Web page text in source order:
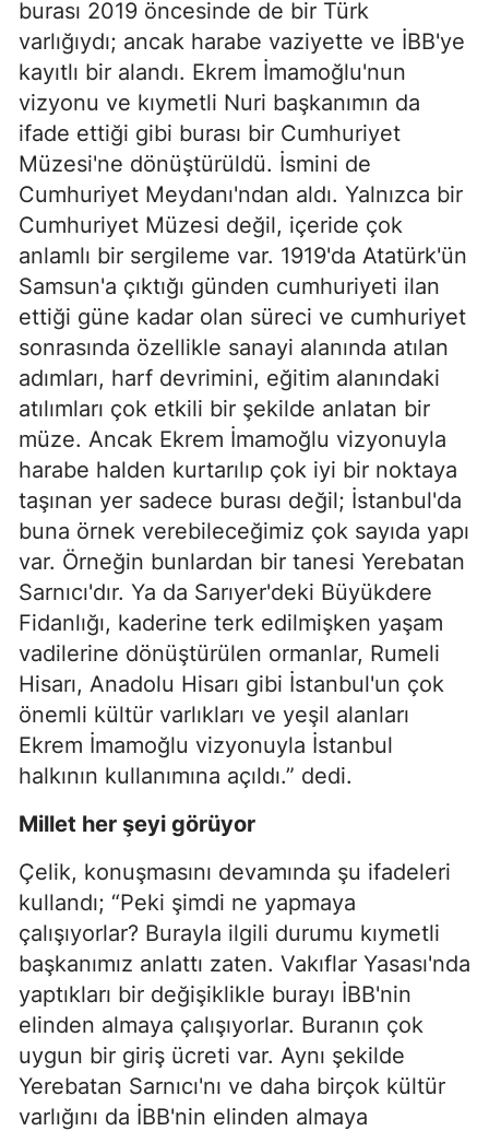
burası 2019 öncesinde de bir Türk
varlığıydı; ancak harabe vaziyette ve İBB'ye
kayıtlı bir alandı. Ekrem İmamoğlu'nun
vizyonu ve kıymetli Nuri başkanımın da
ifade ettiği gibi burası bir Cumhuriyet
Müzesi'ne dönüştürüldü. İsmini de
Cumhuriyet Meydanı'ndan aldı. Yalnızca bir
Cumhuriyet Müzesi değil, içeride çok
anlamlı bir sergileme var. 1919'da Atatürk'ün
Samsun'a çıktığı günden cumhuriyeti ilan
ettiği güne kadar olan süreci ve cumhuriyet
sonrasında özellikle sanayi alanında atılan
adımları, harf devrimini, eğitim alanındaki
atılımları çok etkili bir şekilde anlatan bir
müze. Ancak Ekrem İmamoğlu vizyonuyla
harabe halden kurtarılıp çok iyi bir noktaya
taşınan yer sadece burası değil; İstanbul'da
buna örnek verebileceğimiz çok sayıda yapı
var. Örneğin bunlardan bir tanesi Yerebatan
Sarnıcı'dır. Ya da Sarıyer'deki Büyükdere
Fidanlığı, kaderine terk edilmişken yaşam
vadilerine dönüştürülen ormanlar, Rumeli
Hisarı, Anadolu Hisarı gibi İstanbul'un çok
önemli kültür varlıkları ve yeşil alanları
Ekrem İmamoğlu vizyonuyla İstanbul
halkının kullanımına açıldı.” dedi.
Millet her şeyi görüyor
Çelik, konuşmasını devamında şu ifadeleri
kullandı; “Peki şimdi ne yapmaya
çalışıyorlar? Burayla ilgili durumu kıymetli
başkanımız anlattı zaten. Vakıflar Yasası'nda
yaptıkları bir değişiklikle burayı İBB'nin
elinden almaya çalışıyorlar. Buranın çok
uygun bir giriş ücreti var. Aynı şekilde
Yerebatan Sarnıcı'nı ve daha birçok kültür
varlığını da İBB'nin elinden almaya